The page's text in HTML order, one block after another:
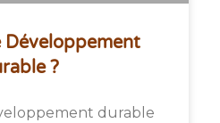
Développement
?
durable